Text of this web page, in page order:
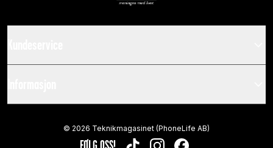
© 2026 Teknikmagasinet (PhoneLife AB)